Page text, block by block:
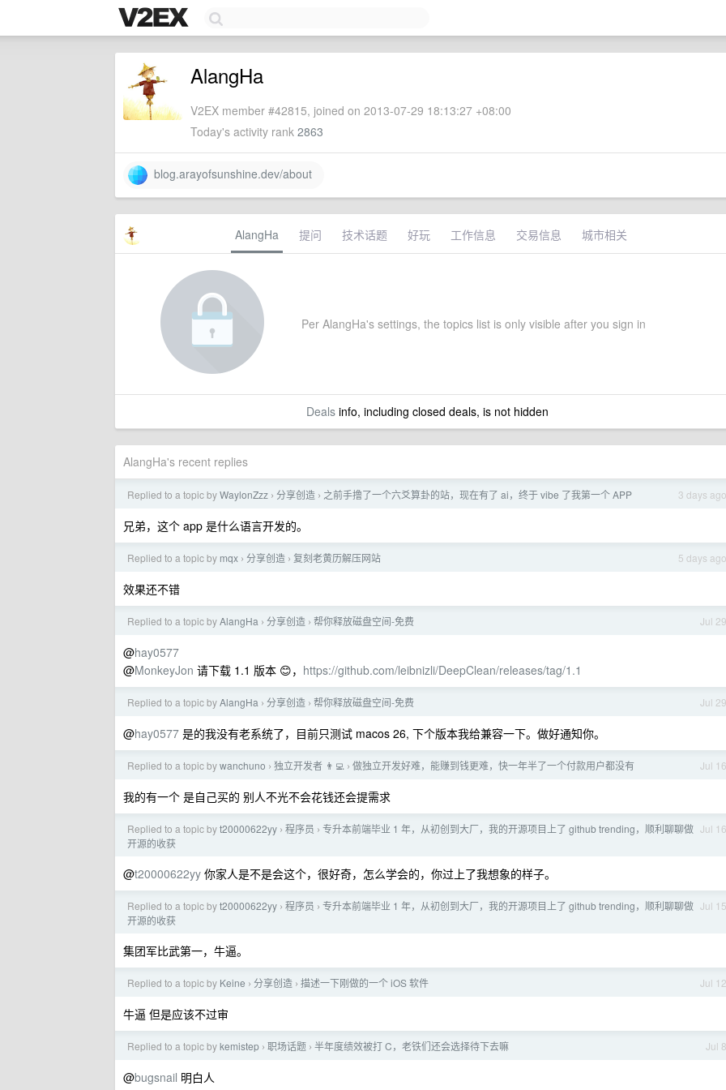
AlangHa
V2EX member #42815, joined on 2013-07-29 18:13:27 +08:00
Today's activity rank 2863
blog.arayofsunshine.dev/about
AlangHa 提问 技术话题 好玩 工作信息 交易信息 城市相关
Per AlangHa's settings, the topics list is only visible after you sign in
Dealsinfo, including closed deals, is not hidden
AlangHa's recent replies
3 days ago
Replied to a topic byWaylonZzz › 分享创造 › 之前手撸了一个六爻算卦的站，现在有了 ai，终于 vibe 了我第一个 APP
兄弟，这个 app 是什么语言开发的。
5 days ago
Replied to a topic by mqx › 分享创造 › 复刻老黄历解压网站
效果还不错
Jul 29
Replied to a topic byAlangHa › 分享创造 › 帮你释放磁盘空间-免费
@hay0577
@MonkeyJon 请下载 1.1 版本 😊， https://github.com/leibnizli/DeepClean/releases/tag/1.1
Jul 29
Replied to a topic byAlangHa › 分享创造 › 帮你释放磁盘空间-免费
@hay0577 是的我没有老系统了，目前只测试 macos 26, 下个版本我给兼容一下。做好通知你。
Jul 16
Replied to a topic bywanchuno › 独立开发者 👨‍💻 › 做独立开发好难，能赚到钱更难，快一年半了一个付款用户都没有
我的有一个 是自己买的 别人不光不会花钱还会提需求
Jul 16
Replied to a topic byt20000622yy › 程序员 › 专升本前端毕业 1 年，从初创到大厂，我的开源项目上了 github trending，顺利聊聊做
开源的收获
@t20000622yy 你家人是不是会这个，很好奇，怎么学会的，你过上了我想象的样子。
Jul 15
Replied to a topic byt20000622yy › 程序员 › 专升本前端毕业 1 年，从初创到大厂，我的开源项目上了 github trending，顺利聊聊做
开源的收获
集团军比武第一，牛逼。
Jul 12
Replied to a topic by Keine › 分享创造 › 描述一下刚做的一个 iOS 软件
牛逼 但是应该不过审
Jul 8
Replied to a topic bykemistep › 职场话题 › 半年度绩效被打 C，老铁们还会选择待下去嘛
@bugsnail 明白人